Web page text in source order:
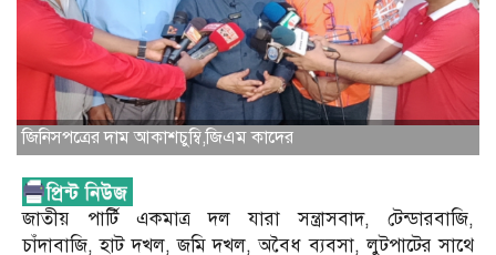
জিনিসপত্রের দাম আকাশচুম্বি,জিএম কাদের
জাতীয় পার্টি একমাত্র দল যারা সন্ত্রাসবাদ, টেন্ডারবাজি,
চাঁদাবাজি, হাট দখল, জমি দখল, অবৈধ ব্যবসা, লুটপাটের সাথে